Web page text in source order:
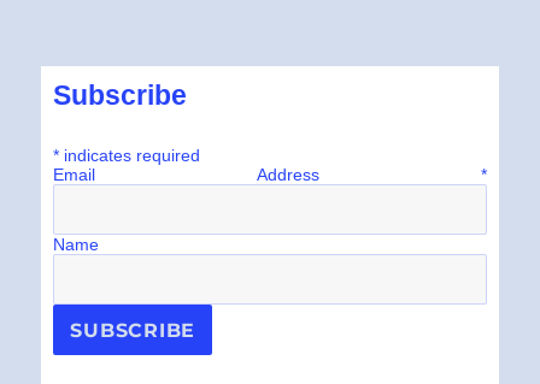
Subscribe
* indicates required
Email Address *
Name